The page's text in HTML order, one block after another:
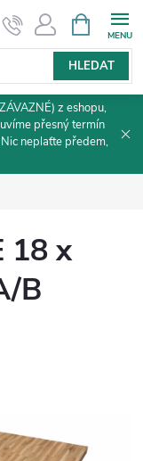
HLEDAT
NÁKUPNÍ
KOŠÍK
z eshopu,
přesný termín
neplaťte předem,
18 x
B